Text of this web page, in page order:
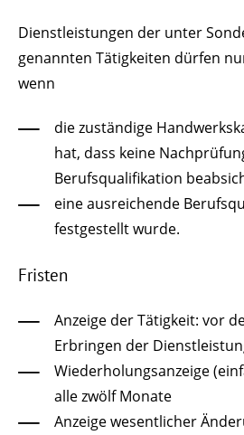
Dienstleistungen der unter
genannten Tätigkeiten dürfen
wenn
die zuständige
hat, dass keine
Berufsqualifikation
eine ausreichende
festgestellt wurde.
Fristen
Anzeige der Tätigkeit: vor
Erbringen der
Wiederholungsanzeige
alle zwölf Monate
Anzeige wesentlicher